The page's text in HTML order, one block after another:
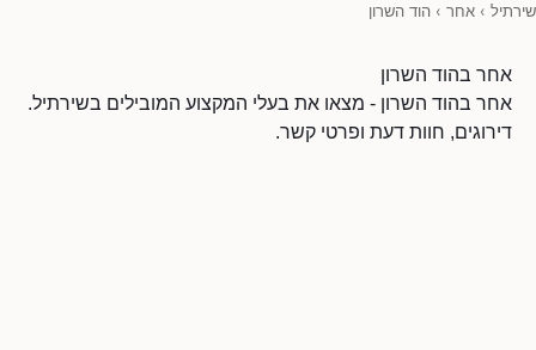
שירתיל › אחר › הוד השרון
אחר בהוד השרון
אחר בהוד השרון - מצאו את בעלי המקצוע המובילים בשירתיל.
דירוגים, חוות דעת ופרטי קשר.